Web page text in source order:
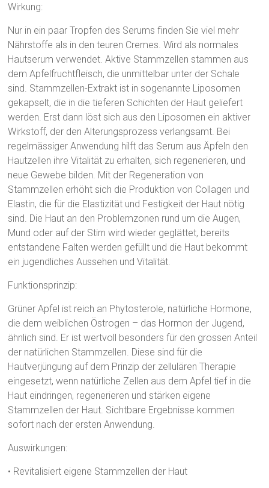
Wirkung:
Nur in ein paar Tropfen des Serums finden Sie viel mehr
Nährstoffe als in den teuren Cremes. Wird als normales
Hautserum verwendet. Aktive Stammzellen stammen aus
dem Apfelfruchtfleisch, die unmittelbar unter der Schale
sind. Stammzellen-Extrakt ist in sogenannte Liposomen
gekapselt, die in die tieferen Schichten der Haut geliefert
werden. Erst dann löst sich aus den Liposomen ein aktiver
Wirkstoff, der den Alterungsprozess verlangsamt. Bei
regelmässiger Anwendung hilft das Serum aus Äpfeln den
Hautzellen ihre Vitalität zu erhalten, sich regenerieren, und
neue Gewebe bilden. Mit der Regeneration von
Stammzellen erhöht sich die Produktion von Collagen und
Elastin, die für die Elastizität und Festigkeit der Haut nötig
sind. Die Haut an den Problemzonen rund um die Augen,
Mund oder auf der Stirn wird wieder geglättet, bereits
entstandene Falten werden gefüllt und die Haut bekommt
ein jugendliches Aussehen und Vitalität.
Funktionsprinzip:
Grüner Apfel ist reich an Phytosterole, natürliche Hormone,
die dem weiblichen Östrogen – das Hormon der Jugend,
ähnlich sind. Er ist wertvoll besonders für den grossen Anteil
der natürlichen Stammzellen. Diese sind für die
Hautverjüngung auf dem Prinzip der zellulären Therapie
eingesetzt, wenn natürliche Zellen aus dem Apfel tief in die
Haut eindringen, regenerieren und stärken eigene
Stammzellen der Haut. Sichtbare Ergebnisse kommen
sofort nach der ersten Anwendung.
Auswirkungen:
• Revitalisiert eigene Stammzellen der Haut